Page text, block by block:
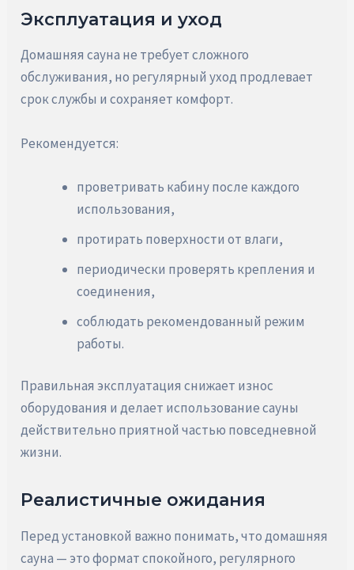
Эксплуатация и уход
Домашняя сауна не требует сложного
обслуживания, но регулярный уход продлевает
срок службы и сохраняет комфорт.
Рекомендуется:
проветривать кабину после каждого
использования,
протирать поверхности от влаги,
периодически проверять крепления и
соединения,
соблюдать рекомендованный режим
работы.
Правильная эксплуатация снижает износ
оборудования и делает использование сауны
действительно приятной частью повседневной
жизни.
Реалистичные ожидания
Перед установкой важно понимать, что домашняя
сауна — это формат спокойного, регулярного